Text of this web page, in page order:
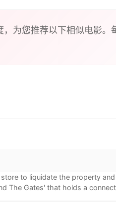
为您推荐以下相似电影。
to liquidate the property
The Gates' that holds a